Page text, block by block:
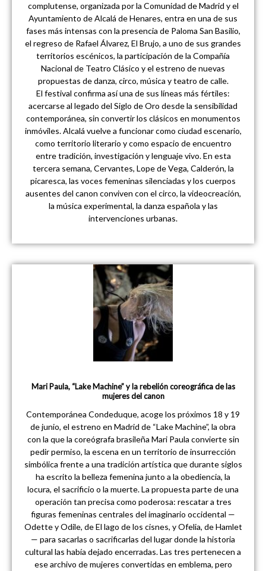
complutense, organizada por la Comunidad de Madrid y el
Ayuntamiento de Alcalá de Henares, entra en una de sus
fases más intensas con la presencia de Paloma San Basilio,
el regreso de Rafael Álvarez, El Brujo, a uno de sus grandes
territorios escénicos, la participación de la Compañía
Nacional de Teatro Clásico y el estreno de nuevas
propuestas de danza, circo, música y teatro de calle.
El festival confirma así una de sus líneas más fértiles:
acercarse al legado del Siglo de Oro desde la sensibilidad
contemporánea, sin convertir los clásicos en monumentos
inmóviles. Alcalá vuelve a funcionar como ciudad escenario,
como territorio literario y como espacio de encuentro
entre tradición, investigación y lenguaje vivo. En esta
tercera semana, Cervantes, Lope de Vega, Calderón, la
picaresca, las voces femeninas silenciadas y los cuerpos
ausentes del canon conviven con el circo, la videocreación,
la música experimental, la danza española y las
intervenciones urbanas.
Mari Paula, “Lake Machine” y la rebelión coreográfica de las
mujeres del canon
Contemporánea Condeduque, acoge los próximos 18 y 19
de junio, el estreno en Madrid de “Lake Machine”, la obra
con la que la coreógrafa brasileña Mari Paula convierte sin
pedir permiso, la escena en un territorio de insurrección
simbólica frente a una tradición artística que durante siglos
ha escrito la belleza femenina junto a la obediencia, la
locura, el sacrificio o la muerte. La propuesta parte de una
operación tan precisa como poderosa: rescatar a tres
figuras femeninas centrales del imaginario occidental —
Odette y Odile, de El lago de los cisnes, y Ofelia, de Hamlet
— para sacarlas o sacrificarlas del lugar donde la historia
cultural las había dejado encerradas. Las tres pertenecen a
ese archivo de mujeres convertidas en emblema, pero